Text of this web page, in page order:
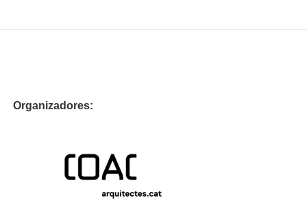
Organizadores: